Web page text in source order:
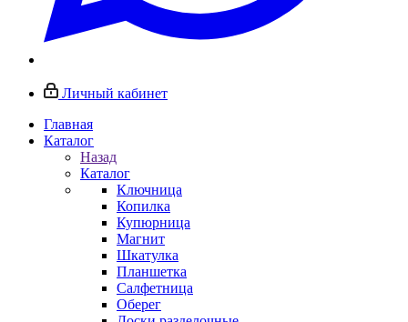
Личный кабинет
Главная
Каталог
Назад
Каталог
Ключница
Копилка
Купюрница
Магнит
Шкатулка
Планшетка
Салфетница
Оберег